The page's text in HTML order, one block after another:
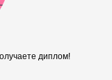
диплом!